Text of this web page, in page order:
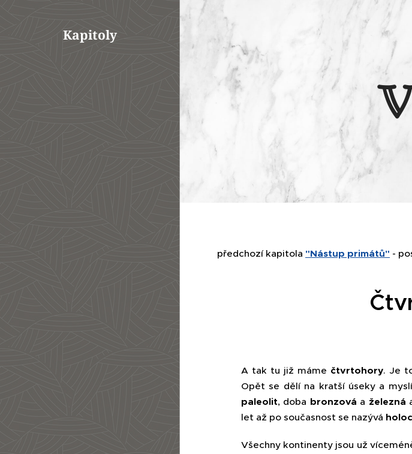
Kapitoly
předchozí kapitola "Nástup primátů" -
A tak tu již máme čtvrtohory. Je
Opět se dělí na kratší úseky a
paleolit, doba bronzová a železná
let až po současnost se nazývá
Všechny kontinenty jsou už